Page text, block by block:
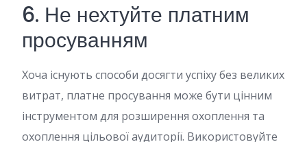
6. Не нехтуйте платним
просуванням
Хоча існують способи досягти успіху без великих
витрат, платне просування може бути цінним
інструментом для розширення охоплення та
охоплення цільової аудиторії. Використовуйте